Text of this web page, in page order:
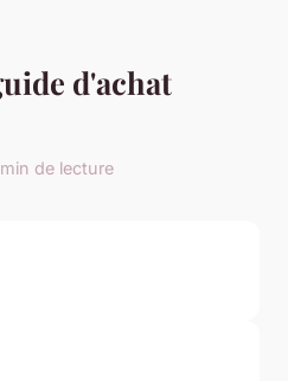
d'achat
de lecture